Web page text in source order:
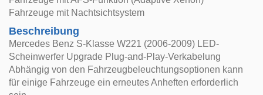
Fahrzeuge mit Nachtsichtsystem
Beschreibung
Mercedes Benz S-Klasse W221 (2006-2009) LED-
Scheinwerfer Upgrade Plug-and-Play-Verkabelung
Abhängig von den Fahrzeugbeleuchtungsoptionen kann
für einige Fahrzeuge ein erneutes Anheften erforderlich